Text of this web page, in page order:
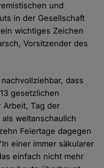
und
in der Gesellschaft
wichtiges Zeichen
Vorsitzender des
dass
gesetzlichen
Arbeit, Tag der
weltanschaulich
Feiertage dagegen
einer immer säkularer
einfach nicht mehr